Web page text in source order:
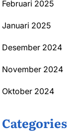
Februari 2025
Januari 2025
Desember 2024
November 2024
Oktober 2024
Categories